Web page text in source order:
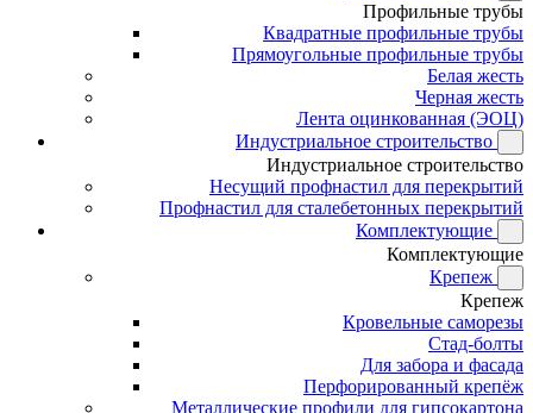
Профильные трубы
Квадратные профильные трубы
Прямоугольные профильные трубы
Белая жесть
Черная жесть
Лента оцинкованная (ЭОЦ)
Индустриальное строительство
Индустриальное строительство
Несущий профнастил для перекрытий
Профнастил для сталебетонных перекрытий
Комплектующие
Комплектующие
Крепеж
Крепеж
Кровельные саморезы
Стад-болты
Для забора и фасада
Перфорированный крепёж
Металлические профили для гипсокартона